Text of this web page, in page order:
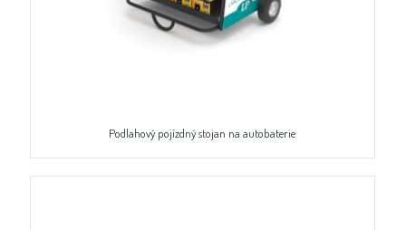
Podlahový pojízdný stojan na autobaterie